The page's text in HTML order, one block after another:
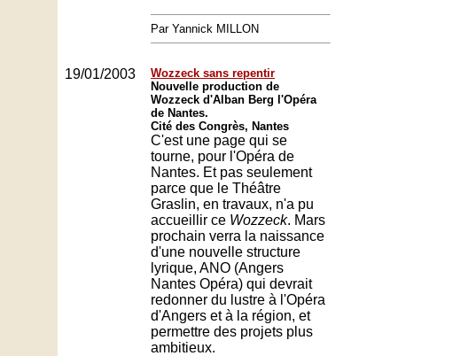
Par Yannick MILLON
19/01/2003
Wozzeck sans repentir
Nouvelle production de
Wozzeck d'Alban Berg l'Opéra
de Nantes.
Cité des Congrès, Nantes
C'est une page qui se
tourne, pour l'Opéra de
Nantes. Et pas seulement
parce que le Théâtre
Graslin, en travaux, n'a pu
accueillir ce Wozzeck. Mars
prochain verra la naissance
d'une nouvelle structure
lyrique, ANO (Angers
Nantes Opéra) qui devrait
redonner du lustre à l'Opéra
d'Angers et à la région, et
permettre des projets plus
ambitieux.